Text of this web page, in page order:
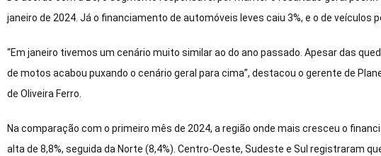
janeiro de 2024. Já o financiamento de automóveis leves caiu 3%, e o de veículos
“Em janeiro tivemos um cenário muito similar ao do ano passado. Apesar das
de motos acabou puxando o cenário geral para cima”, destacou o gerente de
de Oliveira Ferro.
Na comparação com o primeiro mês de 2024, a região onde mais cresceu o
alta de 8,8%, seguida da Norte (8,4%). Centro-Oeste, Sudeste e Sul registraram